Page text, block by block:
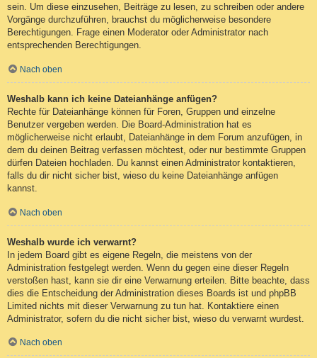
sein. Um diese einzusehen, Beiträge zu lesen, zu schreiben oder andere
Vorgänge durchzuführen, brauchst du möglicherweise besondere
Berechtigungen. Frage einen Moderator oder Administrator nach
entsprechenden Berechtigungen.
Nach oben
Weshalb kann ich keine Dateianhänge anfügen?
Rechte für Dateianhänge können für Foren, Gruppen und einzelne
Benutzer vergeben werden. Die Board-Administration hat es
möglicherweise nicht erlaubt, Dateianhänge in dem Forum anzufügen, in
dem du deinen Beitrag verfassen möchtest, oder nur bestimmte Gruppen
dürfen Dateien hochladen. Du kannst einen Administrator kontaktieren,
falls du dir nicht sicher bist, wieso du keine Dateianhänge anfügen
kannst.
Nach oben
Weshalb wurde ich verwarnt?
In jedem Board gibt es eigene Regeln, die meistens von der
Administration festgelegt werden. Wenn du gegen eine dieser Regeln
verstoßen hast, kann sie dir eine Verwarnung erteilen. Bitte beachte, dass
dies die Entscheidung der Administration dieses Boards ist und phpBB
Limited nichts mit dieser Verwarnung zu tun hat. Kontaktiere einen
Administrator, sofern du die nicht sicher bist, wieso du verwarnt wurdest.
Nach oben